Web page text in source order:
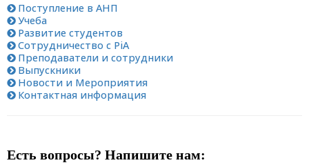
Поступление в АНП
Учеба
Развитие студентов
Сотрудничество с PiA
Преподаватели и сотрудники
Выпускники
Новости и Мероприятия
Контактная информация
Есть вопросы? Напишите нам: